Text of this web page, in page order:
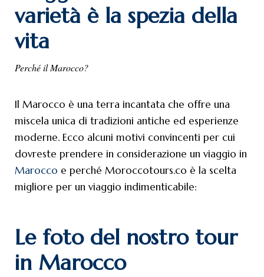
varietà è la spezia della
vita
Perché il Marocco?
Il Marocco è una terra incantata che offre una
miscela unica di tradizioni antiche ed esperienze
moderne. Ecco alcuni motivi convincenti per cui
dovreste prendere in considerazione un viaggio in
Marocco e perché Moroccotours.co è la scelta
migliore per un viaggio indimenticabile:
Le foto del nostro tour
in Marocco